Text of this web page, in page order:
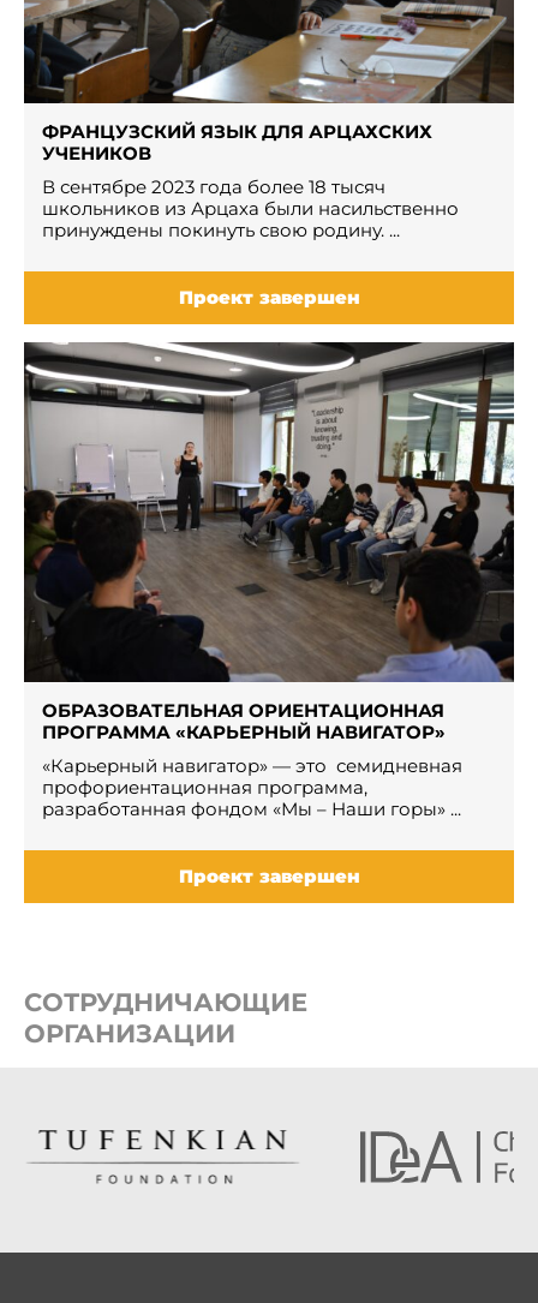
ФРАНЦУЗСКИЙ ЯЗЫК ДЛЯ АРЦАХСКИХ
УЧЕНИКОВ
В сентябре 2023 года более 18 тысяч
школьников из Арцаха были насильственно
принуждены покинуть свою родину. ...
Проект завершен
ОБРАЗОВАТЕЛЬНАЯ ОРИЕНТАЦИОННАЯ
ПРОГРАММА «КАРЬЕРНЫЙ НАВИГАТОР»
«Карьерный навигатор» — это семидневная
профориентационная программа,
разработанная фондом «Мы – Наши горы» ...
Проект завершен
СОТРУДНИЧАЮЩИЕ
ОРГАНИЗАЦИИ